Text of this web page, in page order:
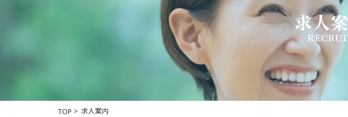
求人
TOP 求人案内